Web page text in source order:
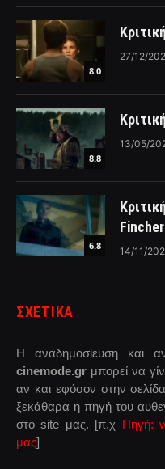
8.0
27/12/
8.8
13/05/
6.8
Fincher
14/11/
ΣΧΕΤΙΚΑ
Η αναδημοσίευση και
cinemode.gr μπορεί να
αν και εφόσον στην
ξεκάθαρα η πηγή του
στο site μας. [π.χ Πηγή:
μας]